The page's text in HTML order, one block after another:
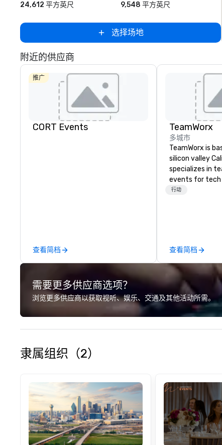
24,612 平方英尺 9,548 平方英尺
选择场地
附近的供应商
推广
CORT Events
查看简档
TeamWorx
多城市
TeamWorx is
silicon valley
specializes in
events for tech
tech
Battle 2, and
Robot Racing!
for large
United States:
Battle 1 up to
Build and
people, Robot
people, and
行动
查看简档
需要更多供应商选项？
浏览更多供应商以获取视听、娱乐、交通及其他活动所需。
隶属组织（2）